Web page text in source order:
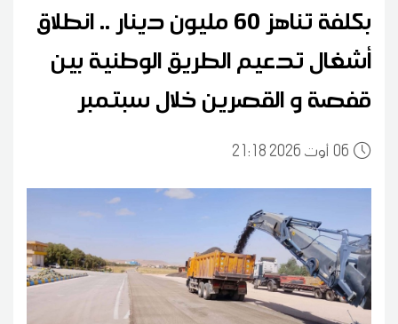
بكلفة تناهز 60 مليون دينار .. انطلاق
أشغال تدعيم الطريق الوطنية بين
قفصة و القصرين خلال سبتمبر
0621:18 2026 أوت